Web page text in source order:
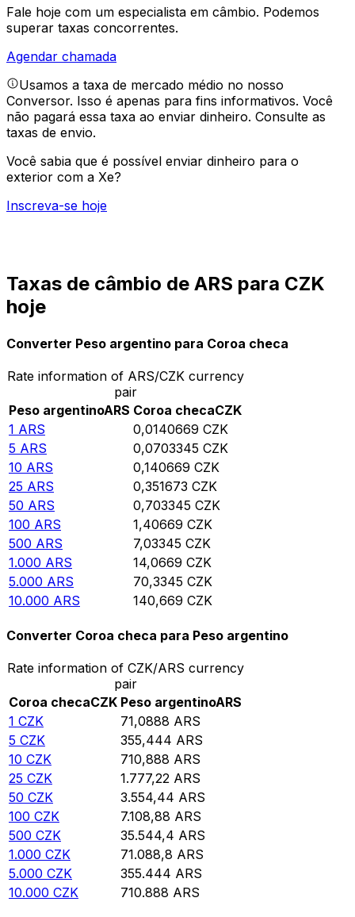
Fale hoje com um especialista em câmbio. Podemos
superar taxas concorrentes.
Agendar chamada
Usamos a taxa de mercado médio no nosso
Conversor. Isso é apenas para fins informativos. Você
não pagará essa taxa ao enviar dinheiro. Consulte as
taxas de envio.
Você sabia que é possível enviar dinheiro para o
exterior com a Xe?
Inscreva-se hoje
Taxas de câmbio de ARS para CZK
hoje
Converter Peso argentino para Coroa checa
Rate information of ARS/CZK currency
pair
Peso argentinoARS Coroa checaCZK
1 ARS 0,0140669 CZK
5 ARS 0,0703345 CZK
10 ARS 0,140669 CZK
25 ARS 0,351673 CZK
50 ARS 0,703345 CZK
100 ARS 1,40669 CZK
500 ARS 7,03345 CZK
1.000 ARS 14,0669 CZK
5.000 ARS 70,3345 CZK
10.000 ARS 140,669 CZK
Converter Coroa checa para Peso argentino
Rate information of CZK/ARS currency
pair
Coroa checaCZK Peso argentinoARS
1 CZK 71,0888 ARS
5 CZK 355,444 ARS
10 CZK 710,888 ARS
25 CZK 1.777,22 ARS
50 CZK 3.554,44 ARS
100 CZK 7.108,88 ARS
500 CZK 35.544,4 ARS
1.000 CZK 71.088,8 ARS
5.000 CZK 355.444 ARS
10.000 CZK 710.888 ARS